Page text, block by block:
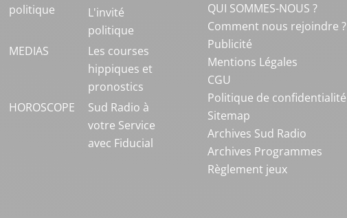
politique
L'invité
politique
MEDIAS
Les courses
hippiques et
pronostics
HOROSCOPE
Sud Radio à
votre Service
avec Fiducial
QUI SOMMES-NOUS ?
Comment nous rejoindre ?
Publicité
Mentions Légales
CGU
Politique de confidentialité
Sitemap
Archives Sud Radio
Archives Programmes
Règlement jeux